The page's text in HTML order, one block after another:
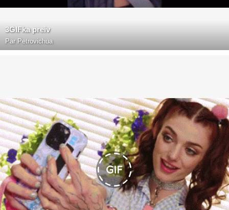
3GIFka preiv
Par Petrovichua